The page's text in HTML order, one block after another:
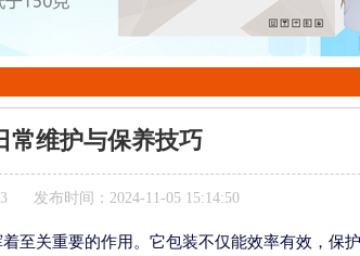
常维护与保养技巧
发布时间：2024-11-05 15:14:50
至关重要的作用。它包装不仅能效率有效，保